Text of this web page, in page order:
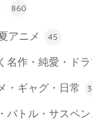
860
アニメ 45
名作・純愛・ド
・ギャグ・日常
バトル・サスペン